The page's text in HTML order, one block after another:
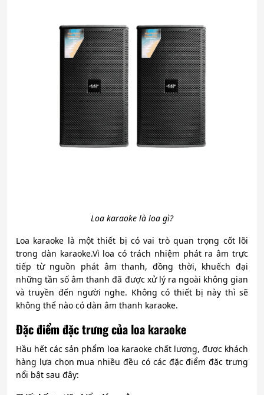
Loa karaoke là loa gì?
Loa karaoke là một thiết bị có vai trò quan trọng cốt lõi
trong dàn karaoke.Vì loa có trách nhiệm phát ra âm trực
tiếp từ nguồn phát âm thanh, đồng thời, khuếch đại
những tần số âm thanh đã được xử lý ra ngoài không gian
và truyền đến người nghe. Không có thiết bị này thì sẽ
không thể nào có dàn âm thanh karaoke.
Đặc điểm đặc trưng của loa karaoke
Hầu hết các sản phẩm loa karaoke chất lượng, được khách
hàng lựa chọn mua nhiều đều có các đặc điểm đặc trưng
nổi bật sau đây: